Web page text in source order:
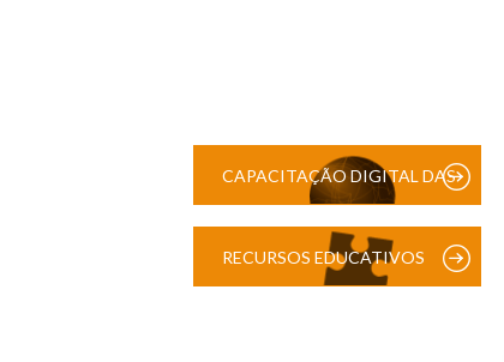
CAPACITAÇÃO DIGITAL DAS
RECURSOS EDUCATIVOS